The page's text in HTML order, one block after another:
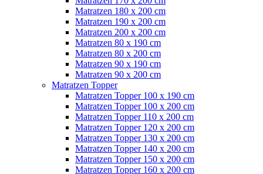
Matratzen 180 x 200 cm
Matratzen 190 x 200 cm
Matratzen 200 x 200 cm
Matratzen 80 x 190 cm
Matratzen 80 x 200 cm
Matratzen 90 x 190 cm
Matratzen 90 x 200 cm
Matratzen Topper
Matratzen Topper 100 x 190 cm
Matratzen Topper 100 x 200 cm
Matratzen Topper 110 x 200 cm
Matratzen Topper 120 x 200 cm
Matratzen Topper 130 x 200 cm
Matratzen Topper 140 x 200 cm
Matratzen Topper 150 x 200 cm
Matratzen Topper 160 x 200 cm